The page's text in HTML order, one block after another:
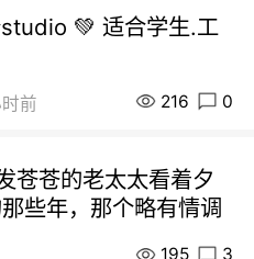
💚 适合学生.工
前 216 0
苍苍的老太太看着夕
些年，那个略有情调
195 3